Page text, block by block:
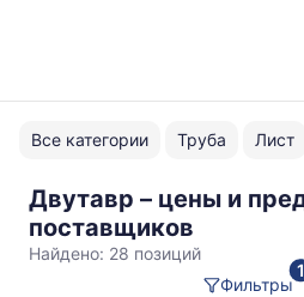
Все категории Труба Лист
Двутавр – цены и
поставщиков
Найдено: 28 позиций
1
Фильтры